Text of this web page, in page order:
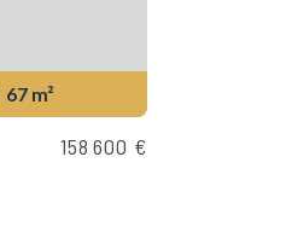
67 m²
158 600 €